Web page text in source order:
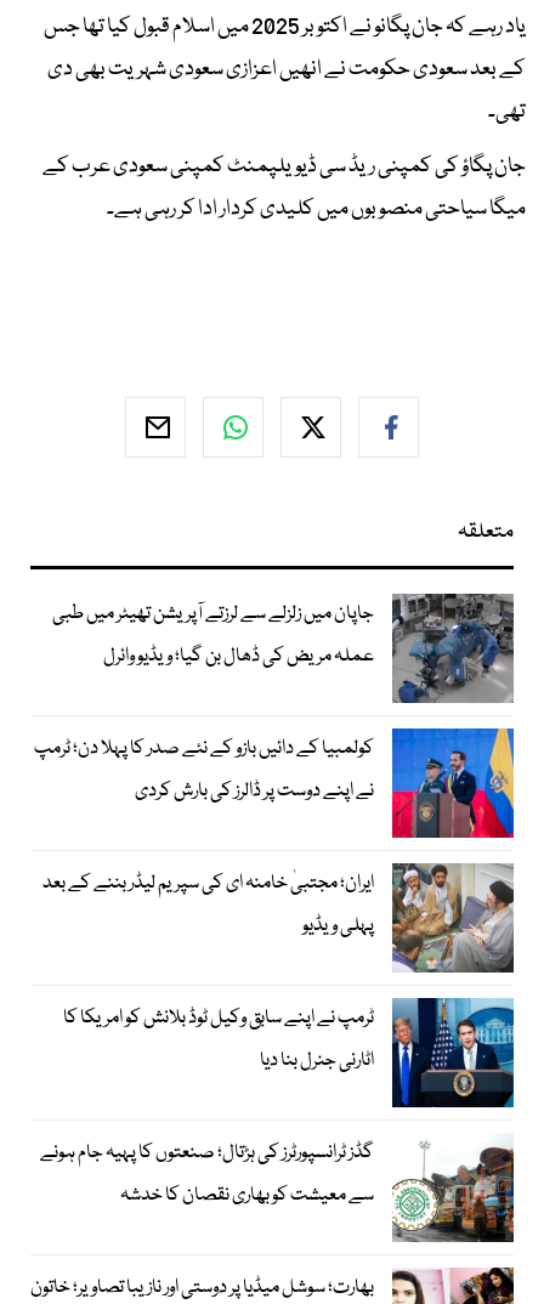
یاد رہے کہ جان پگانو نے اکتوبر 2025 میں اسلام قبول کیا تھا جس
کے بعد سعودی حکومت نے انھیں اعزازی سعودی شہریت بھی دی
تھی۔
جان پگاؤ کی کمپنی ریڈ سی ڈیویلپمنٹ کمپنی سعودی عرب کے
میگا سیاحتی منصوبوں میں کلیدی کردار ادا کر رہی ہے۔
متعلقہ
جاپان میں زلزلے سے لرزتے آپریشن تھیٹر میں طبی
عملہ مریض کی ڈھال بن گیا؛ ویڈیو وائرل
کولمبیا کے دائیں بازو کے نئے صدر کا پہلا دن؛ ٹرمپ
نے اپنے دوست پر ڈالرز کی بارش کردی
ایران؛ مجتبیٰ خامنہ ای کی سپریم لیڈر بننے کے بعد
پہلی ویڈیو
ٹرمپ نے اپنے سابق وکیل ٹوڈ بلانش کو امریکا کا
اٹارنی جنرل بنا دیا
گڈز ٹرانسپورٹرز کی ہڑتال؛ صنعتوں کا پہیہ جام ہونے
سے معیشت کو بھاری نقصان کا خدشہ
بھارت؛ سوشل میڈیا پر دوستی اور نازیبا تصاویر؛ خاتون